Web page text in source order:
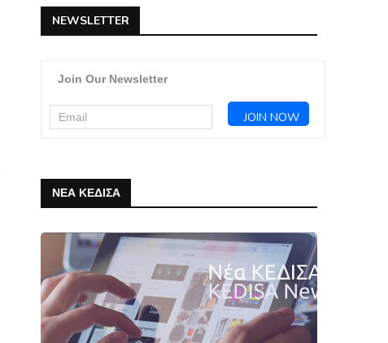
NEWSLETTER
Join Our Newsletter
ΝΕΑ ΚΕΔΙΣΑ